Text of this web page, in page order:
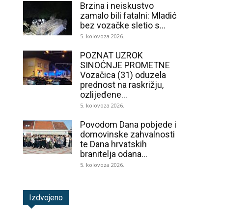
Brzina i neiskustvo
zamalo bili fatalni: Mladić
bez vozačke sletio s...
5. kolovoza 2026.
POZNAT UZROK
SINOĆNJE PROMETNE
Vozačica (31) oduzela
prednost na raskrižju,
ozlijeđene...
5. kolovoza 2026.
Povodom Dana pobjede i
domovinske zahvalnosti
te Dana hrvatskih
branitelja odana...
5. kolovoza 2026.
Izdvojeno